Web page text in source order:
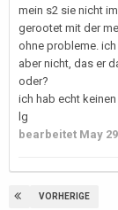
mein s2 sie nicht
gerootet mit der
ohne probleme.
aber nicht, das er
oder?
ich hab echt
lg
bearbeitet May
VORHERIGE